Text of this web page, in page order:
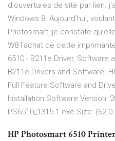
d'ouvertures de site par lien.
Windows 8. Aujourd'hui,
Photosmart, je constate
W8 l'achat de cette
6510 - B211e Driver, Software
B211e Drivers and Software.
Full Feature Software and
Installation Software Version:
PS6510_1315-1.exe Size:
HP Photosmart 6510